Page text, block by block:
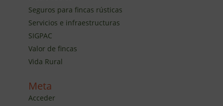
Seguros para fincas rústicas
Servicios e infraestructuras
SIGPAC
Valor de fincas
Vida Rural
Meta
Acceder